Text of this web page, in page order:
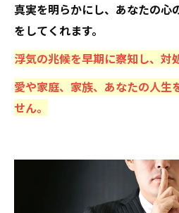
真実を明らかにし、あなたの心
をしてくれます。
浮気の兆候を早期に察知し、対
愛や家庭、家族、あなたの人生
せん。